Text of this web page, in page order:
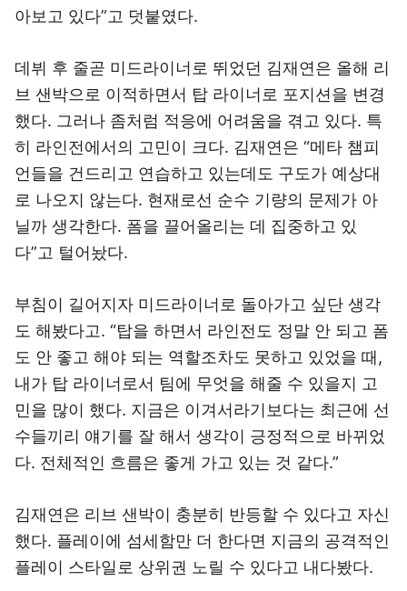
아보고 있다”고 덧붙였다.
데뷔 후 줄곧 미드라이너로 뛰었던 김재연은 올해 리
브 샌박으로 이적하면서 탑 라이너로 포지션을 변경
했다. 그러나 좀처럼 적응에 어려움을 겪고 있다. 특
히 라인전에서의 고민이 크다. 김재연은 “메타 챔피
언들을 건드리고 연습하고 있는데도 구도가 예상대
로 나오지 않는다. 현재로선 순수 기량의 문제가 아
닐까 생각한다. 폼을 끌어올리는 데 집중하고 있
다”고 털어놨다.
부침이 길어지자 미드라이너로 돌아가고 싶단 생각
도 해봤다고. “탑을 하면서 라인전도 정말 안 되고 폼
도 안 좋고 해야 되는 역할조차도 못하고 있었을 때,
내가 탑 라이너로서 팀에 무엇을 해줄 수 있을지 고
민을 많이 했다. 지금은 이겨서라기보다는 최근에 선
수들끼리 얘기를 잘 해서 생각이 긍정적으로 바뀌었
다. 전체적인 흐름은 좋게 가고 있는 것 같다.”
김재연은 리브 샌박이 충분히 반등할 수 있다고 자신
했다. 플레이에 섬세함만 더 한다면 지금의 공격적인
플레이 스타일로 상위권 노릴 수 있다고 내다봤다.